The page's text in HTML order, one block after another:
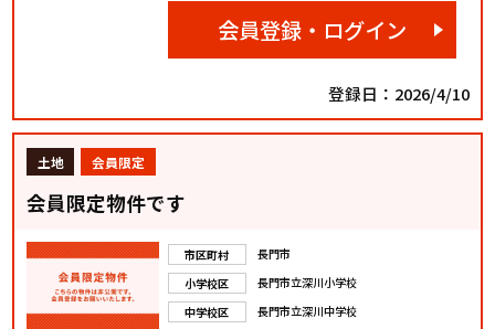
会員登録・ログイン
登録日：2026/4/10
土地 会員限定
会員限定物件です
市区町村
長門市
小学校区
長門市立深川小学校
中学校区
長門市立深川中学校